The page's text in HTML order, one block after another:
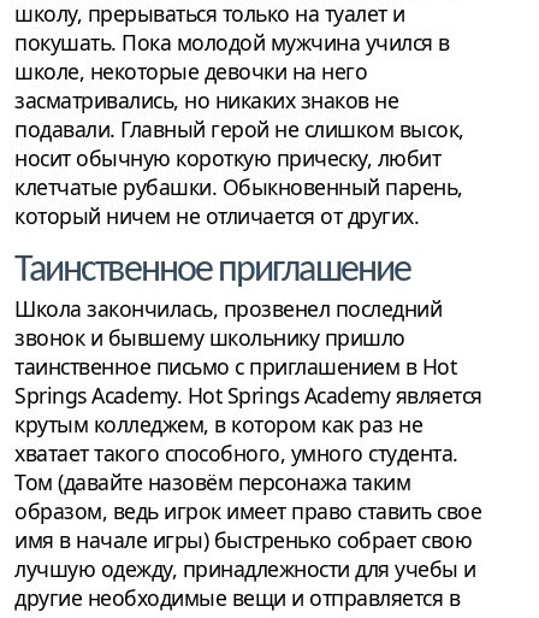
школу, прерываться только на туалет и
покушать. Пока молодой мужчина учился в
школе, некоторые девочки на него
засматривались, но никаких знаков не
подавали. Главный герой не слишком высок,
носит обычную короткую прическу, любит
клетчатые рубашки. Обыкновенный парень,
который ничем не отличается от других.
Таинственное приглашение
Школа закончилась, прозвенел последний
звонок и бывшему школьнику пришло
таинственное письмо с приглашением в Hot
Springs Academy. Hot Springs Academy является
крутым колледжем, в котором как раз не
хватает такого способного, умного студента.
Том (давайте назовём персонажа таким
образом, ведь игрок имеет право ставить свое
имя в начале игры) быстренько собрает свою
лучшую одежду, принадлежности для учебы и
другие необходимые вещи и отправляется в